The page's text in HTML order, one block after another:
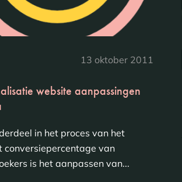
13 oktober 2011
website aanpassingen
in het proces van het
conversiepercentage van
is het aanpassen van...